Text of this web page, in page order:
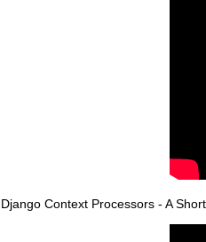
Django Context Processors - A